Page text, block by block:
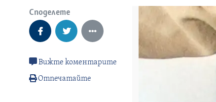
Споделете
Вижте коментарите
Отпечатайте